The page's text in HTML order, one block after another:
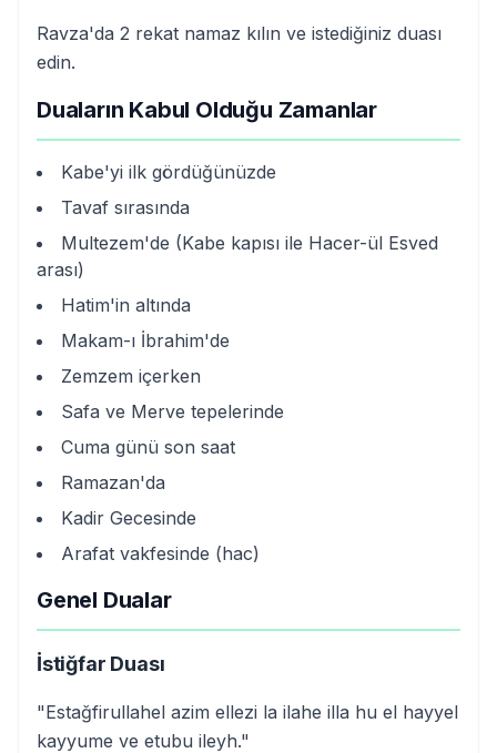
Ravza'da 2 rekat namaz kılın ve istediğiniz duası
edin.
Duaların Kabul Olduğu Zamanlar
Kabe'yi ilk gördüğünüzde
Tavaf sırasında
Multezem'de (Kabe kapısı ile Hacer-ül Esved
arası)
Hatim'in altında
Makam-ı İbrahim'de
Zemzem içerken
Safa ve Merve tepelerinde
Cuma günü son saat
Ramazan'da
Kadir Gecesinde
Arafat vakfesinde (hac)
Genel Dualar
İstiğfar Duası
"Estağfirullahel azim ellezi la ilahe illa hu el hayyel
kayyume ve etubu ileyh."